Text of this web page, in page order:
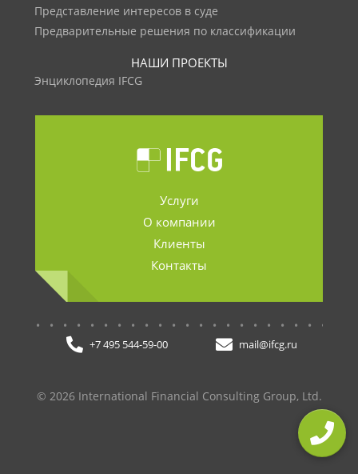
Представление интересов в суде
Предварительные решения по классификации
НАШИ ПРОЕКТЫ
Энциклопедия IFCG
Услуги
О компании
Клиенты
Контакты
+7 495 544-59-00 mail@ifcg.ru
© 2026 International Financial Consulting Group, Ltd.